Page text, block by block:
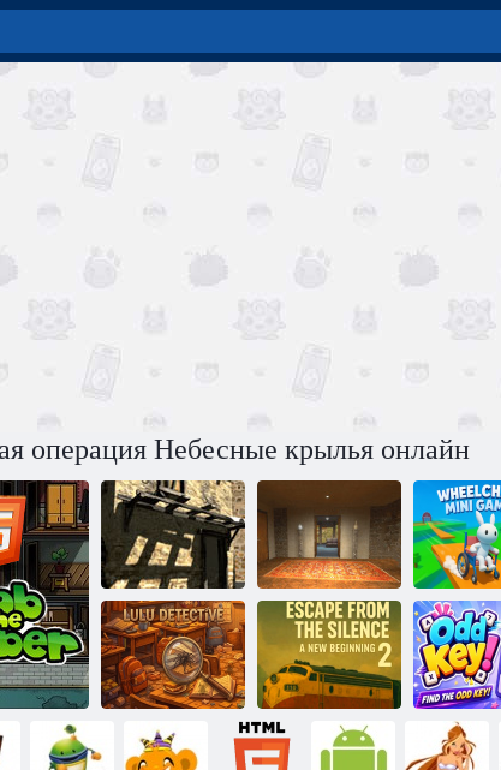
операция Небесные крылья онлайн
Побег из
старинной
деревни
Каменный дом:
Побег
Мини-